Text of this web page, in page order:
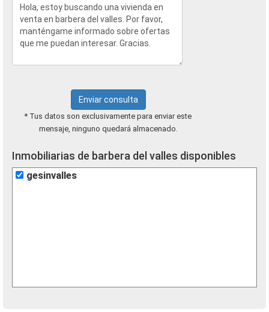
Enviar consulta
* Tus datos son exclusivamente para enviar este
mensaje, ninguno quedará almacenado.
Inmobiliarias de barbera del valles disponibles
gesinvalles